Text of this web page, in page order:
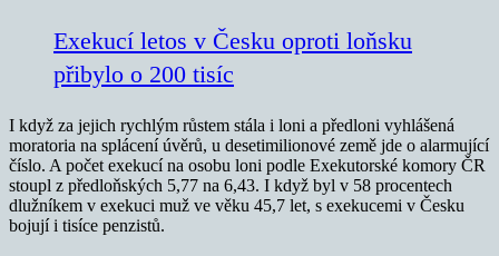
Exekucí letos v Česku oproti loňsku
přibylo o 200 tisíc
I když za jejich rychlým růstem stála i loni a předloni vyhlášená
moratoria na splácení úvěrů, u desetimilionové země jde o alarmující
číslo. A počet exekucí na osobu loni podle Exekutorské komory ČR
stoupl z předloňských 5,77 na 6,43. I když byl v 58 procentech
dlužníkem v exekuci muž ve věku 45,7 let, s exekucemi v Česku
bojují i tisíce penzistů.